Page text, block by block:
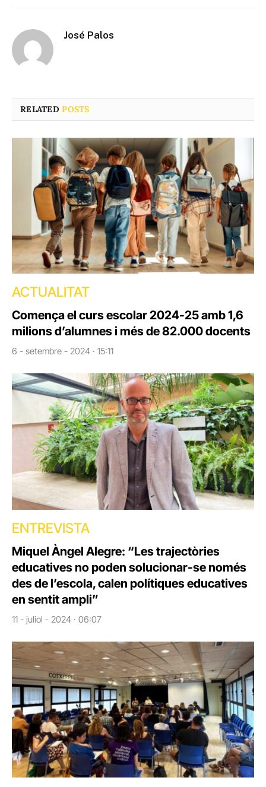
José Palos
RELATEDPOSTS
ACTUALITAT
Comença el curs escolar 2024-25 amb 1,6
milions d’alumnes i més de 82.000 docents
6 - setembre - 2024 · 15:11
ENTREVISTA
Miquel Àngel Alegre: “Les trajectòries
educatives no poden solucionar-se només
des de l’escola, calen polítiques educatives
en sentit ampli”
11 - juliol - 2024 · 06:07